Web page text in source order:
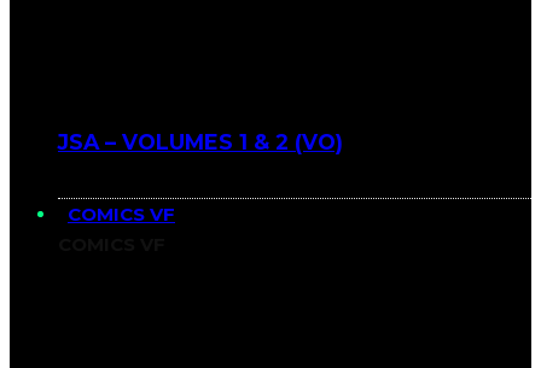
JSA – VOLUMES 1 & 2 (VO)
COMICS VF